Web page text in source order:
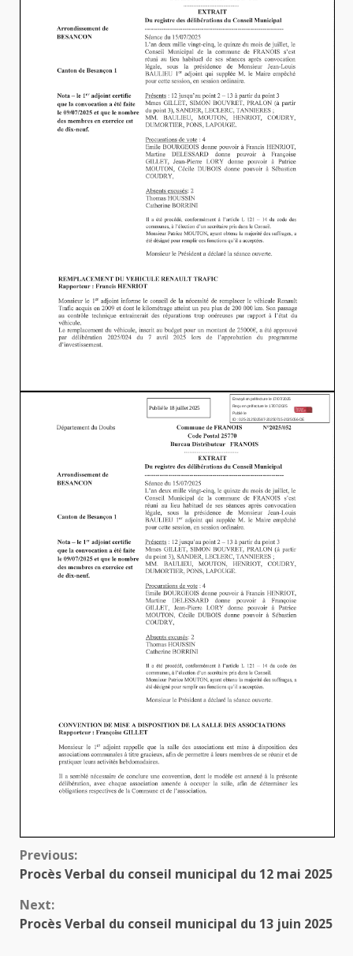
Continue
Previous:
Procès Verbal du conseil municipal du 12 mai 2025
Next:
Procès Verbal du conseil municipal du 13 juin 2025